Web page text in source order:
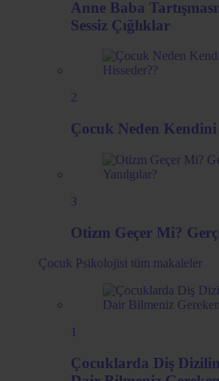
Anne Baba
Sessiz Çığlıklar
2
Çocuk Neden Kendini
3
Otizm Geçer Mi?
Çocuk Psikolojisi tüm makaleler
1
Çocuklarda Diş